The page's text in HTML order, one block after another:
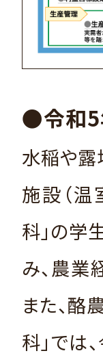
●令和5
水稲や露
施設（
科」の学
み、農業
また、酪
科」では